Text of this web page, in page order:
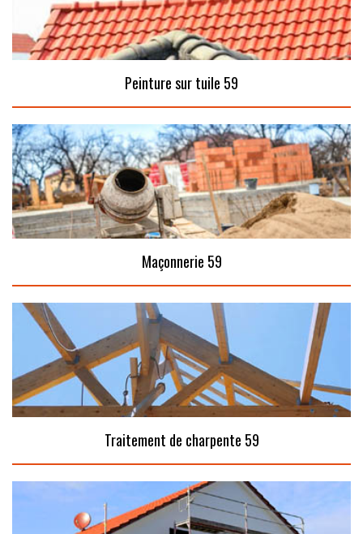
Peinture sur tuile 59
Maçonnerie 59
Traitement de charpente 59